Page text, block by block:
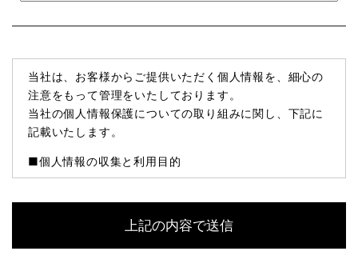
当社は、お客様からご提供いただく個人情報を、細心の
注意をもって管理をいたしております。
当社の個人情報保護についての取り組みに関し、下記に
記載いたします。
■個人情報の収集と利用目的
個人情報の収集を行います。
当社は個人情報保護に関する法令を遵守すると共に、お